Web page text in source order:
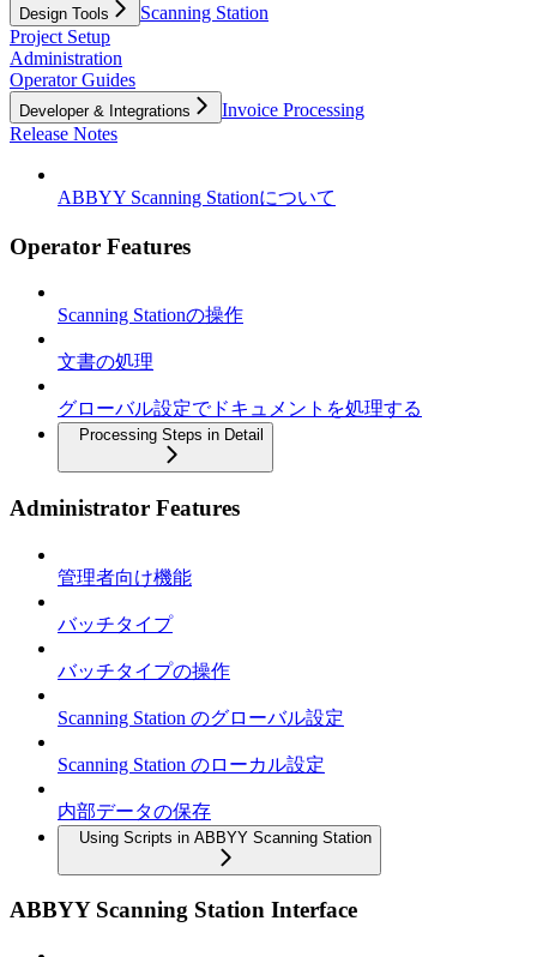
Design Tools
Scanning Station
Project Setup
Administration
Operator Guides
Developer & Integrations
Invoice Processing
Release Notes
ABBYY Scanning Stationについて
Operator Features
Scanning Stationの操作
文書の処理
グローバル設定でドキュメントを処理する
Processing Steps in Detail
Administrator Features
管理者向け機能
バッチタイプ
バッチタイプの操作
Scanning Station のグローバル設定
Scanning Station のローカル設定
内部データの保存
Using Scripts in ABBYY Scanning Station
ABBYY Scanning Station Interface